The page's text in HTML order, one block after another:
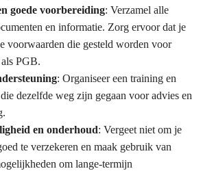
goede voorbereiding: Verzamel alle
en informatie. Zorg ervoor dat je
voorwaarden die gesteld worden voor
PGB.
: Organiseer een training en
dezelfde weg zijn gegaan voor advies en
en onderhoud: Vergeet niet om je
te verzekeren en maak gebruik van
om lange-termijn